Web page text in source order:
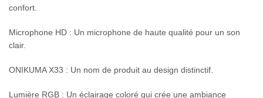
confort.
Microphone HD : Un microphone de haute qualité pour un son
clair.
ONIKUMA X33 : Un nom de produit au design distinctif.
Lumière RGB : Un éclairage coloré qui crée une ambiance